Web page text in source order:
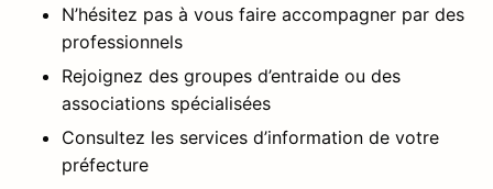
N’hésitez pas à vous faire accompagner par des
professionnels
Rejoignez des groupes d’entraide ou des
associations spécialisées
Consultez les services d’information de votre
préfecture